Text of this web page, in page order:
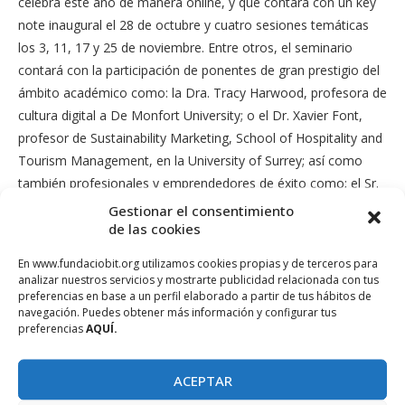
Gestionar el consentimiento
de las cookies
En www.fundaciobit.org utilizamos cookies propias y de terceros para
analizar nuestros servicios y mostrarte publicidad relacionada con tus
preferencias en base a un perfil elaborado a partir de tus hábitos de
navegación. Puedes obtener más información y configurar tus
preferenciasAQUÍ.
ACEPTAR
note inaugural el 28 de octubre y cuatro sesiones temáticas
los 3, 11, 17 y 25 de noviembre. Entre otros, el seminario
contará con la participación de ponentes de gran prestigio del
ámbito académico como: la Dra. Tracy Harwood, profesora de
cultura digital a De Monfort University; o el Dr. Xavier Font,
profesor de Sustainability Marketing, School of Hospitality and
Tourism Management, en la University of Surrey; así como
también profesionales y emprendedores de éxito como; el Sr.
Juan Otero, Socio fundador y CEO de Travala.com; la Dra.
Maria O’Connor, responsable del departamento social del
CEO de Glutify y GenoVive.
Más de 3.000 asistentes; principalmente profesionales del
sector empresarial, de la investigación, del ámbito académico,
estudiantes y representantes de las administraciones públicas,
han participado ya en el Seminario INTO que llega así este año